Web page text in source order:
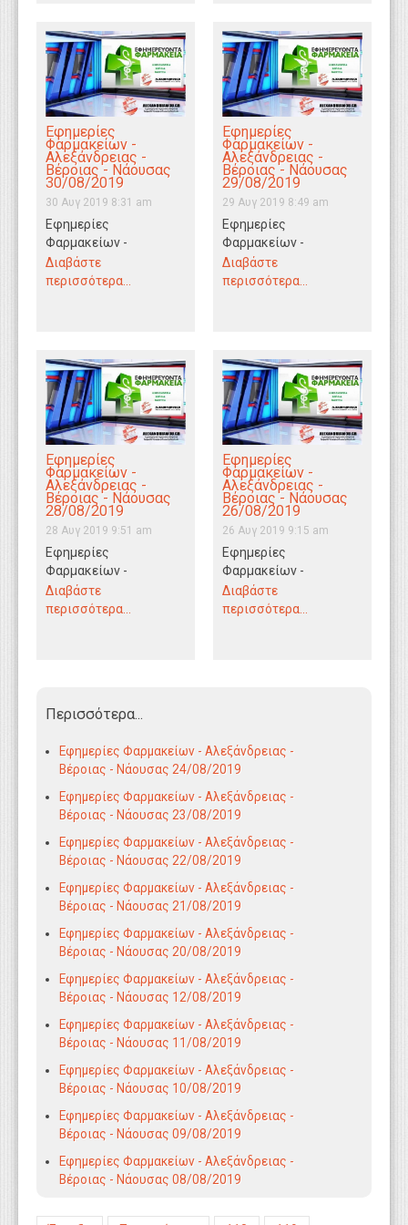
Εφημερίες
Φαρμακείων -
Αλεξάνδρειας -
Βέροιας - Νάουσας
30/08/2019
30 Αυγ 2019 8:31 am
Εφημερίες
Φαρμακείων -
Αλεξάνδρειας -
Βέροιας - Νάουσας
Διαβάστε
περισσότερα...
Εφημερίες
Φαρμακείων -
Αλεξάνδρειας -
Βέροιας - Νάουσας
29/08/2019
29 Αυγ 2019 8:49 am
Εφημερίες
Φαρμακείων -
Αλεξάνδρειας -
Βέροιας - Νάουσας
Διαβάστε
περισσότερα...
Εφημερίες
Φαρμακείων -
Αλεξάνδρειας -
Βέροιας - Νάουσας
28/08/2019
28 Αυγ 2019 9:51 am
Εφημερίες
Φαρμακείων -
Αλεξάνδρειας -
Βέροιας - Νάουσας
Διαβάστε
περισσότερα...
Εφημερίες
Φαρμακείων -
Αλεξάνδρειας -
Βέροιας - Νάουσας
26/08/2019
26 Αυγ 2019 9:15 am
Εφημερίες
Φαρμακείων -
Αλεξάνδρειας -
Βέροιας - Νάουσας
Διαβάστε
περισσότερα...
Περισσότερα...
Εφημερίες Φαρμακείων - Αλεξάνδρειας -
Βέροιας - Νάουσας 24/08/2019
Εφημερίες Φαρμακείων - Αλεξάνδρειας -
Βέροιας - Νάουσας 23/08/2019
Εφημερίες Φαρμακείων - Αλεξάνδρειας -
Βέροιας - Νάουσας 22/08/2019
Εφημερίες Φαρμακείων - Αλεξάνδρειας -
Βέροιας - Νάουσας 21/08/2019
Εφημερίες Φαρμακείων - Αλεξάνδρειας -
Βέροιας - Νάουσας 20/08/2019
Εφημερίες Φαρμακείων - Αλεξάνδρειας -
Βέροιας - Νάουσας 12/08/2019
Εφημερίες Φαρμακείων - Αλεξάνδρειας -
Βέροιας - Νάουσας 11/08/2019
Εφημερίες Φαρμακείων - Αλεξάνδρειας -
Βέροιας - Νάουσας 10/08/2019
Εφημερίες Φαρμακείων - Αλεξάνδρειας -
Βέροιας - Νάουσας 09/08/2019
Εφημερίες Φαρμακείων - Αλεξάνδρειας -
Βέροιας - Νάουσας 08/08/2019